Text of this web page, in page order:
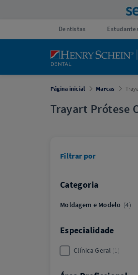
Dentistas
Página inicial Marcas
Trayart Prótese
Filtrar por
Categoria
Moldagem e Modelo 4
Especialidade
Clínica Geral 1